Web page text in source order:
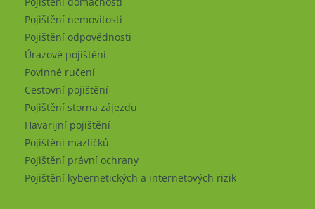
Pojištění nemovitosti
Pojištění odpovědnosti
Úrazové pojištění
Povinné ručení
Cestovní pojištění
Pojištění storna zájezdu
Havarijní pojištění
Pojištění mazlíčků
Pojištění právní ochrany
Pojištění kybernetických a internetových rizik